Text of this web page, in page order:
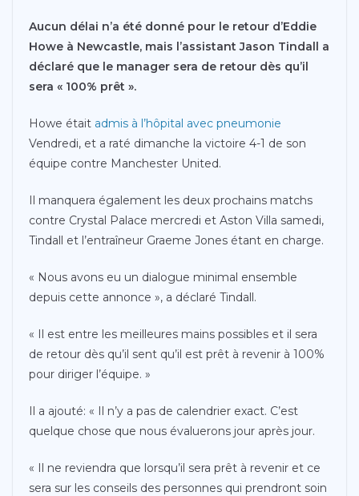
Aucun délai n’a été donné pour le retour d’Eddie
Howe à Newcastle, mais l’assistant Jason Tindall a
déclaré que le manager sera de retour dès qu’il
sera « 100% prêt ».
Howe était admis à l’hôpital avec pneumonie
Vendredi, et a raté dimanche la victoire 4-1 de son
équipe contre Manchester United.
Il manquera également les deux prochains matchs
contre Crystal Palace mercredi et Aston Villa samedi,
Tindall et l’entraîneur Graeme Jones étant en charge.
« Nous avons eu un dialogue minimal ensemble
depuis cette annonce », a déclaré Tindall.
« Il est entre les meilleures mains possibles et il sera
de retour dès qu’il sent qu’il est prêt à revenir à 100%
pour diriger l’équipe. »
Il a ajouté: « Il n’y a pas de calendrier exact. C’est
quelque chose que nous évaluerons jour après jour.
« Il ne reviendra que lorsqu’il sera prêt à revenir et ce
sera sur les conseils des personnes qui prendront soin